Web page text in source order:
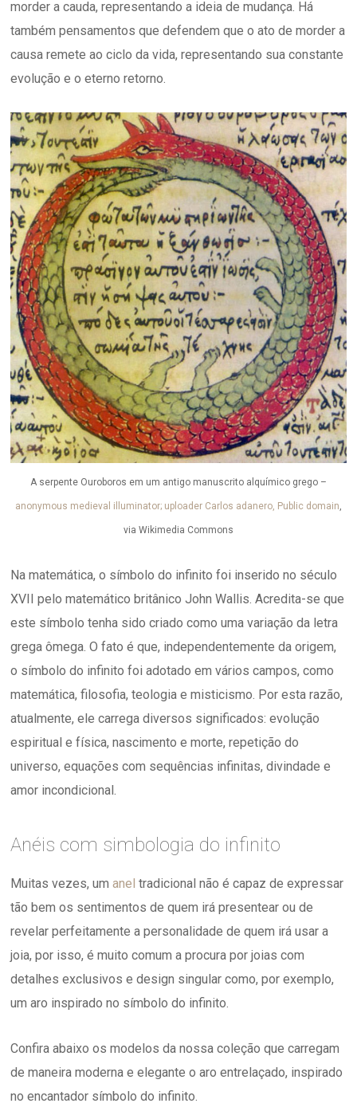
morder a cauda, representando a ideia de mudança. Há
também pensamentos que defendem que o ato de morder a
causa remete ao ciclo da vida, representando sua constante
evolução e o eterno retorno.
A serpente Ouroboros em um antigo manuscrito alquímico grego –
anonymous medieval illuminator; uploader Carlos adanero, Public domain
via Wikimedia Commons
Na matemática, o símbolo do infinito foi inserido no século
XVII pelo matemático britânico John Wallis. Acredita-se que
este símbolo tenha sido criado como uma variação da letra
grega ômega. O fato é que, independentemente da origem,
o símbolo do infinito foi adotado em vários campos, como
matemática, filosofia, teologia e misticismo. Por esta razão,
atualmente, ele carrega diversos significados: evolução
espiritual e física, nascimento e morte, repetição do
universo, equações com sequências infinitas, divindade e
amor incondicional.
Anéis com simbologia do infinito
Muitas vezes, umanel tradicional não é capaz de expressar
tão bem os sentimentos de quem irá presentear ou de
revelar perfeitamente a personalidade de quem irá usar a
joia, por isso, é muito comum a procura por joias com
detalhes exclusivos e design singular como, por exemplo,
um aro inspirado no símbolo do infinito.
Confira abaixo os modelos da nossa coleção que carregam
de maneira moderna e elegante o aro entrelaçado, inspirado
no encantador símbolo do infinito.